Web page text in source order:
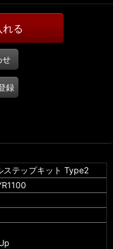
れる
せ
録
ステップキット Type2